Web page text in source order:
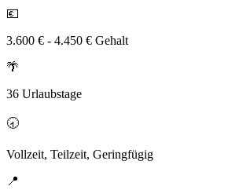
💶
3.600 € - 4.450 € Gehalt
🌴
36 Urlaubstage
🕣
Vollzeit, Teilzeit, Geringfügig
📍